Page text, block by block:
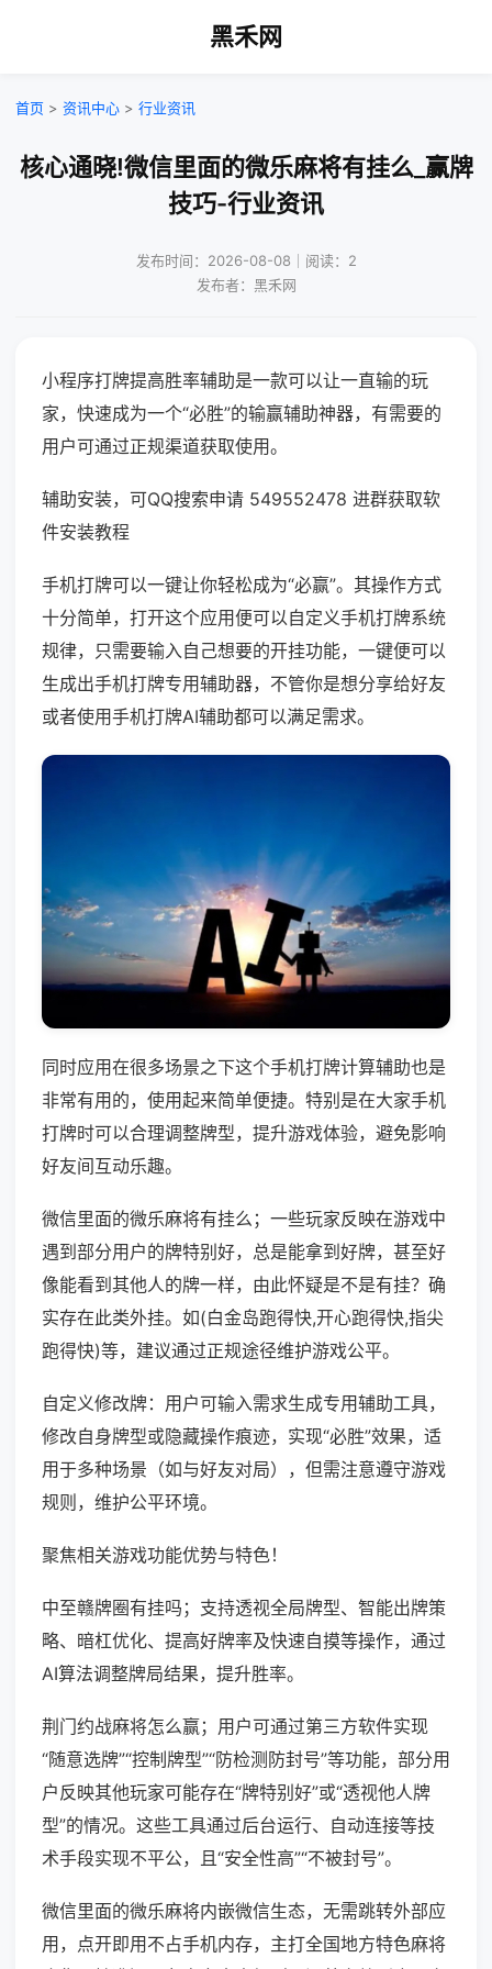
黑禾网
首页 > 资讯中心 > 行业资讯
核心通晓!微信里面的微乐麻将有挂么_赢牌
技巧-行业资讯
发布时间：2026-08-08｜阅读：2
发布者：黑禾网
小程序打牌提高胜率辅助是一款可以让一直输的玩
家，快速成为一个“必胜”的输赢辅助神器，有需要的
用户可通过正规渠道获取使用。
辅助安装，可QQ搜索申请 549552478 进群获取软
件安装教程
手机打牌可以一键让你轻松成为“必赢”。其操作方式
十分简单，打开这个应用便可以自定义手机打牌系统
规律，只需要输入自己想要的开挂功能，一键便可以
生成出手机打牌专用辅助器，不管你是想分享给好友
或者使用手机打牌AI辅助都可以满足需求。
同时应用在很多场景之下这个手机打牌计算辅助也是
非常有用的，使用起来简单便捷。特别是在大家手机
打牌时可以合理调整牌型，提升游戏体验，避免影响
好友间互动乐趣。
微信里面的微乐麻将有挂么；一些玩家反映在游戏中
遇到部分用户的牌特别好，总是能拿到好牌，甚至好
像能看到其他人的牌一样，由此怀疑是不是有挂？确
实存在此类外挂。如(白金岛跑得快,开心跑得快,指尖
跑得快)等，建议通过正规途径维护游戏公平。
自定义修改牌：用户可输入需求生成专用辅助工具，
修改自身牌型或隐藏操作痕迹，实现“必胜”效果，适
用于多种场景（如与好友对局），但需注意遵守游戏
规则，维护公平环境。
聚焦相关游戏功能优势与特色！
中至赣牌圈有挂吗；支持透视全局牌型、智能出牌策
略、暗杠优化、提高好牌率及快速自摸等操作，通过
AI算法调整牌局结果，提升胜率。
荆门约战麻将怎么赢；用户可通过第三方软件实现
“随意选牌”“控制牌型”“防检测防封号”等功能，部分用
户反映其他玩家可能存在“牌特别好”或“透视他人牌
型”的情况。这些工具通过后台运行、自动连接等技
术手段实现不平公，且“安全性高”“不被封号”。
微信里面的微乐麻将内嵌微信生态，无需跳转外部应
用，点开即用不占手机内存，主打全国地方特色麻将